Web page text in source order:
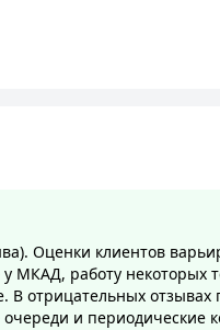
Оценки клиентов
работу некоторых
отрицательных отзывах
и периодические